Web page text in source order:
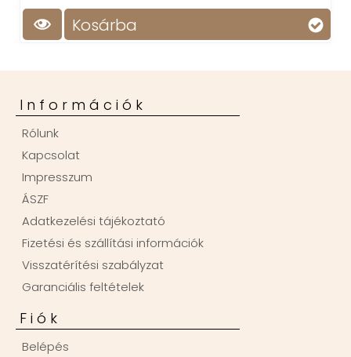
Kosárba
Információk
Rólunk
Kapcsolat
Impresszum
ÁSZF
Adatkezelési tájékoztató
Fizetési és szállítási információk
Visszatérítési szabályzat
Garanciális feltételek
Fiók
Belépés